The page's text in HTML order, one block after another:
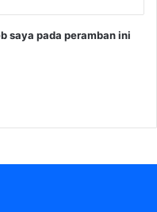
saya pada peramban ini